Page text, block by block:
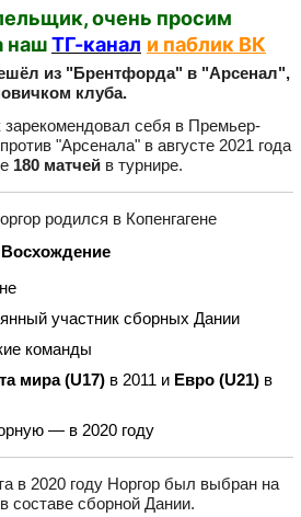
очень просим
нашТГ-канал и паблик ВК
из "Брентфорда" в "Арсенал",
клуба.
себя в Премьер-
"Арсенала" в августе 2021 года
180 матчей в турнире.
Восхождение
участник сборных Дании
команды
мира (U17) в 2011 и Евро (U21) в
— в 2020 году